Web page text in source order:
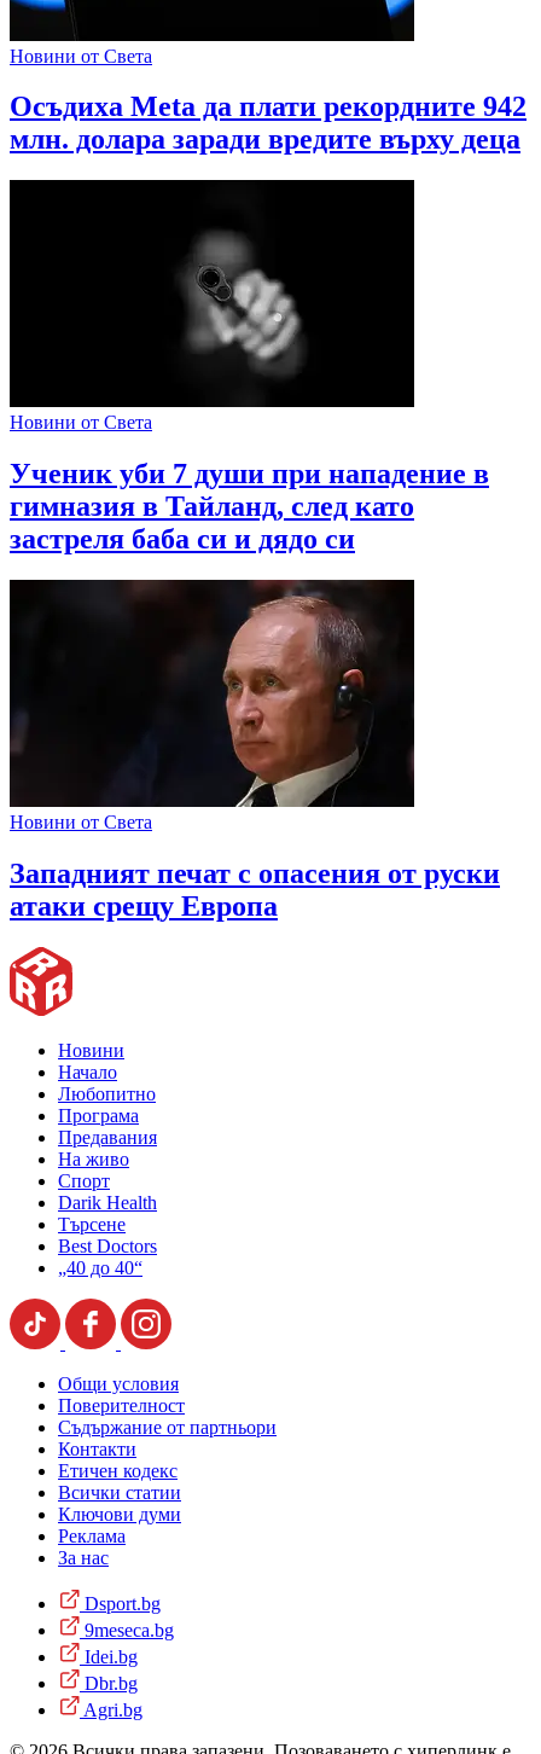
Новини от Света
Осъдиха Meta да плати рекордните 942
млн. долара заради вредите върху деца
Новини от Света
Ученик уби 7 души при нападение в
гимназия в Тайланд, след като
застреля баба си и дядо си
Новини от Света
Западният печат с опасения от руски
атаки срещу Европа
Новини
Начало
Любопитно
Програма
Предавания
На живо
Спорт
Darik Health
Търсене
Best Doctors
„40 до 40“
Общи условия
Поверителност
Съдържание от партньори
Контакти
Етичен кодекс
Всички статии
Ключови думи
Реклама
За нас
Dsport.bg
9meseca.bg
Idei.bg
Dbr.bg
Agri.bg